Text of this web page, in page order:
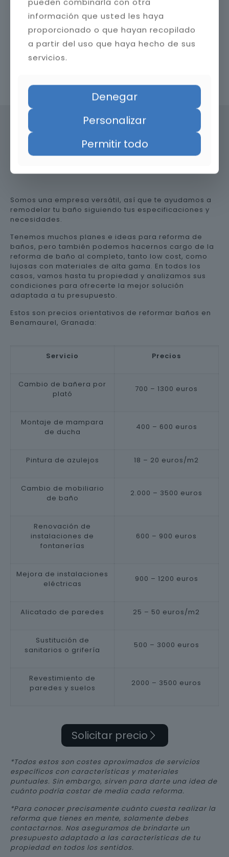
Contacta con nosotros
Precio de reformar el baño en
Granada
Somos una empresa versátil, así que te ayudamos a
remodelar tu baño siguiendo tus especificaciones y
necesidades.
Tenemos muchos planes e ideas para reforma de
baños, pero también podemos hacernos cargo de la
reforma de baño al completo, tanto low cost, como
lujosas con materiales de alta gama. En todos los
casos, vamos hasta tu propiedad y analizamos sus
condiciones para ofrecerte la mejor solución
adaptada a tu presupuesto.
Estos son precios orientativos de reformar baños en
Benamaurel, Granada:
Servicio Precios
Cambio de bañera por
plató
700 – 1300 euros
Montaje de mampara
de ducha
400 – 600 euros
Pintura de azulejos 18 – 20 euros/m2
Cambio de mobiliario
de baño
2.000 – 3500 euros
Renovación de
instalaciones de
fontanerías
600 – 900 euros
Mejora de instalaciones
eléctricas
900 – 1200 euros
Alicatado de paredes 25 – 50 euros/m2
Sustitución de
sanitarios o grifería
500 – 3000 euros
Revestimiento de
paredes y suelos
2000 – 3500 euros
Solicitar precio
*Todos estos son costes aproximados de servicios
específicos con características y materiales
puntuales. Sin embargo, sirven para darte una idea de
cuánto podría costar de media cada reforma.
*Para conocer precisamente cuánto cuesta realizar la
reforma que tienes en mente, solamente debes
contactarnos. Nos aseguramos de brindarte un
presupuesto adaptado a las características de tu
propiedad en todos los sentidos.
información que usted les haya
proporcionado o que hayan recopilado
a partir del uso que haya hecho de sus
servicios.
Denegar
Personalizar
Permitir todo